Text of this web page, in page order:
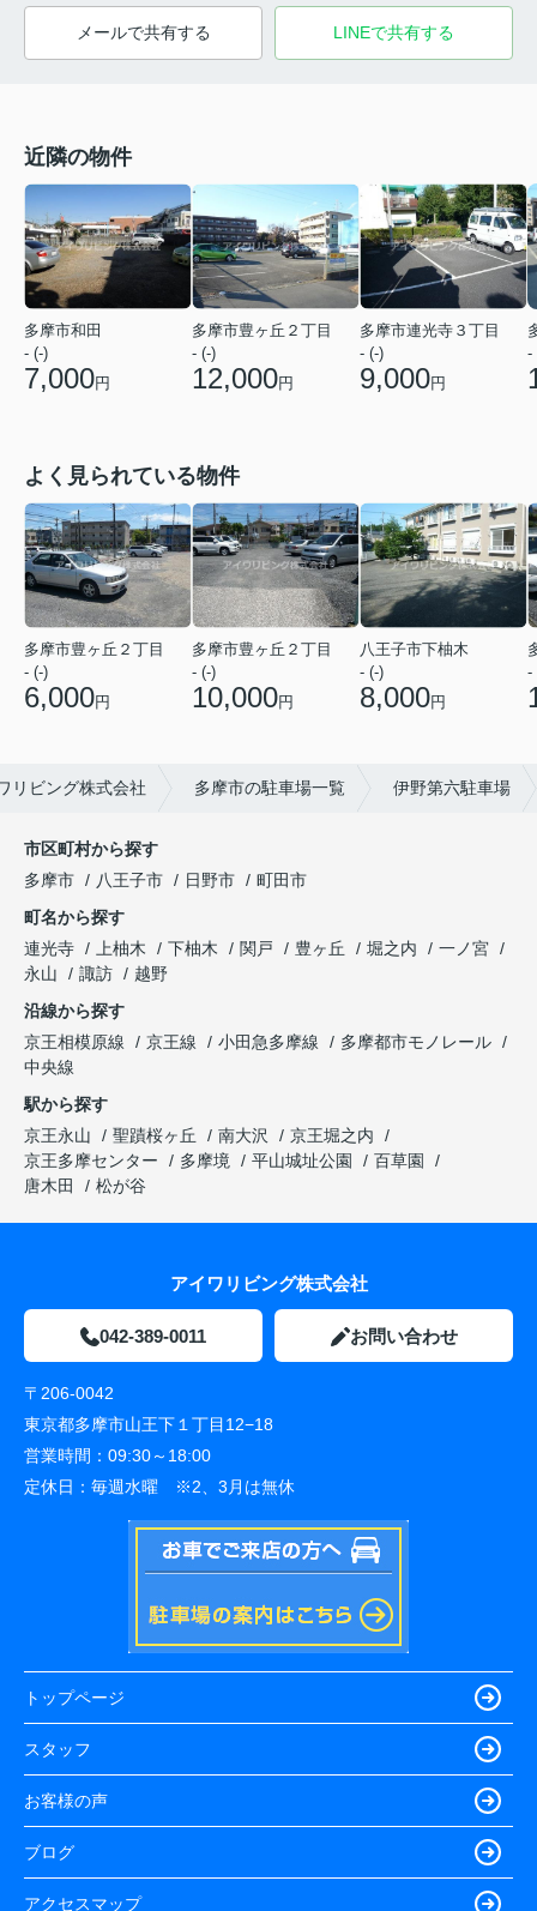
メールで共有する LINEで共有する
近隣の物件
多摩市和田
- (-)
7,000円
多摩市豊ヶ丘２丁目
- (-)
12,000円
多摩市連光寺３丁目
- (-)
9,000円
-
よく見られている物件
多摩市豊ヶ丘２丁目
- (-)
6,000円
多摩市豊ヶ丘２丁目
- (-)
10,000円
八王子市下柚木
- (-)
8,000円
-
リビング株式会社 多摩市の駐車場一覧 伊野第六駐車場
市区町村から探す
多摩市
八王子市 日野市
町田市
町名から探す
連光寺
上柚木 下柚木 関戸 豊ヶ丘 堀之内
一ノ宮
永山
諏訪
越野
沿線から探す
京王相模原線
京王線 小田急多摩線
多摩都市モノレール
中央線
駅から探す
京王永山
聖蹟桜ヶ丘 南大沢
京王堀之内
京王多摩センター
多摩境 平山城址公園
百草園
唐木田
松が谷
アイワリビング株式会社
042-389-0011 お問い合わせ
〒206-0042
東京都多摩市山王下１丁目12−18
営業時間： 09:30～18:00
定休日： 毎週水曜 ※2、3月は無休
トップページ
スタッフ
お客様の声
ブログ
アクセスマップ